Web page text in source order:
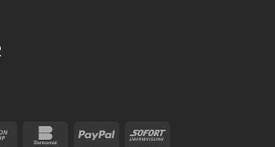
Cash
BankomatPayPal Sofort